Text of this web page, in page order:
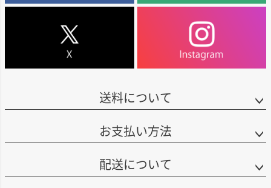
ケルと並び、カリフォルニア・シャルドネの5本指に数えられる、カリフォル
ニアを代表するワイン生産者です。
コングスガードの最高級シャルドネ「ザ・ジャッジ」は、自社畑から造られ
ネ ナパ・ヴァレーも、とても人気の高い逸品となっています。
れるシラーは、カリフォルニア最高のシラーと高い評価を受けます。カベル
ネソーヴィニヨンも、素晴らしい味わいですが、やはり生産量が少ない為、
自社畑と契約農家からアルバリーニョ、ヴィオニエ、レッド・ブレンド「フ
送料について
お支払い方法
配送について